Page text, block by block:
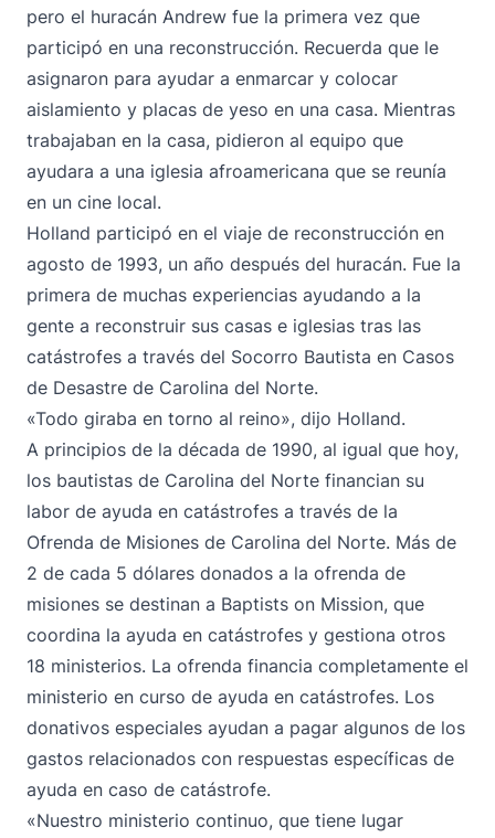
pero el huracán Andrew fue la primera vez que
participó en una reconstrucción. Recuerda que le
asignaron para ayudar a enmarcar y colocar
aislamiento y placas de yeso en una casa. Mientras
trabajaban en la casa, pidieron al equipo que
ayudara a una iglesia afroamericana que se reunía
en un cine local.
Holland participó en el viaje de reconstrucción en
agosto de 1993, un año después del huracán. Fue la
primera de muchas experiencias ayudando a la
gente a reconstruir sus casas e iglesias tras las
catástrofes a través del Socorro Bautista en Casos
de Desastre de Carolina del Norte.
«Todo giraba en torno al reino», dijo Holland.
A principios de la década de 1990, al igual que hoy,
los bautistas de Carolina del Norte financian su
labor de ayuda en catástrofes a través de la
Ofrenda de Misiones de Carolina del Norte. Más de
2 de cada 5 dólares donados a la ofrenda de
misiones se destinan a Baptists on Mission, que
coordina la ayuda en catástrofes y gestiona otros
18 ministerios. La ofrenda financia completamente el
ministerio en curso de ayuda en catástrofes. Los
donativos especiales ayudan a pagar algunos de los
gastos relacionados con respuestas específicas de
ayuda en caso de catástrofe.
«Nuestro ministerio continuo, que tiene lugar